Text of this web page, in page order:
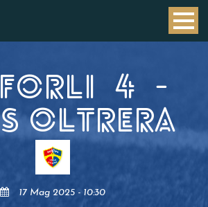
FORLI 4
-
OLTRERA
17 Mag 2025 - 10:30